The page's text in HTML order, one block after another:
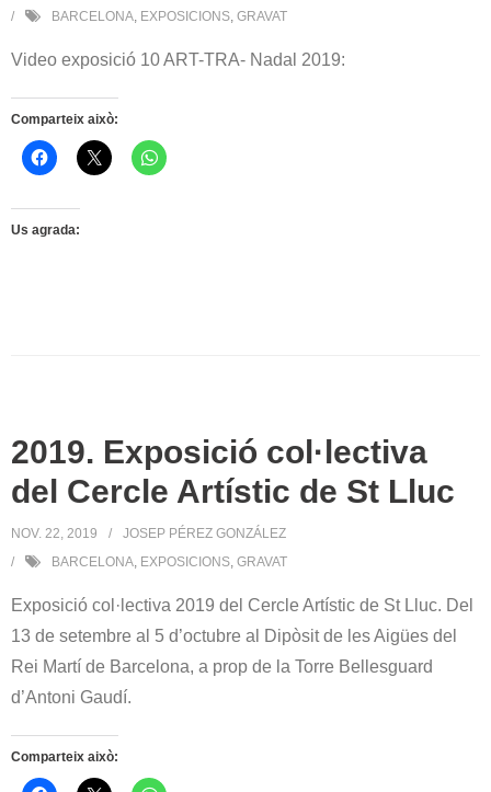
BARCELONA, EXPOSICIONS, GRAVAT
Video exposició 10 ART-TRA- Nadal 2019:
Comparteix això:
Us agrada:
2019. Exposició col·lectiva
del Cercle Artístic de St Lluc
NOV. 22, 2019
JOSEP PÉREZ GONZÁLEZ
BARCELONA, EXPOSICIONS, GRAVAT
Exposició col·lectiva 2019 del Cercle Artístic de St Lluc. Del
13 de setembre al 5 d’octubre al Dipòsit de les Aigües del
Rei Martí de Barcelona, a prop de la Torre Bellesguard
d’Antoni Gaudí.
Comparteix això: